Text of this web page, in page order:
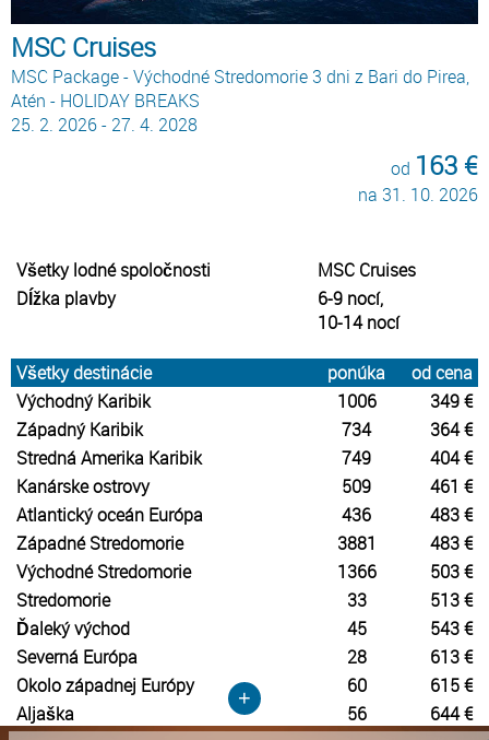
MSC Cruises
MSC Package - Východné Stredomorie 3 dni z Bari do Pirea,
Atén - HOLIDAY BREAKS
25. 2. 2026 - 27. 4. 2028
od 163 €
na 31. 10. 2026
Všetky lodné spoločnosti
MSC Cruises
Dĺžka plavby
6-9 nocí,
10-14 nocí
Všetky destinácie ponúka
od cena
Východný Karibik
1006
349 €
Západný Karibik
734
364 €
Stredná Amerika Karibik
749
404 €
Kanárske ostrovy
509
461 €
Atlantický oceán Európa
436
483 €
Západné Stredomorie
3881
483 €
Východné Stredomorie
1366
503 €
Stredomorie
33
513 €
Ďaleký východ
45
543 €
Severná Európa
28
613 €
Okolo západnej Európy
60
615 €
Aljaška
56 644 €
+